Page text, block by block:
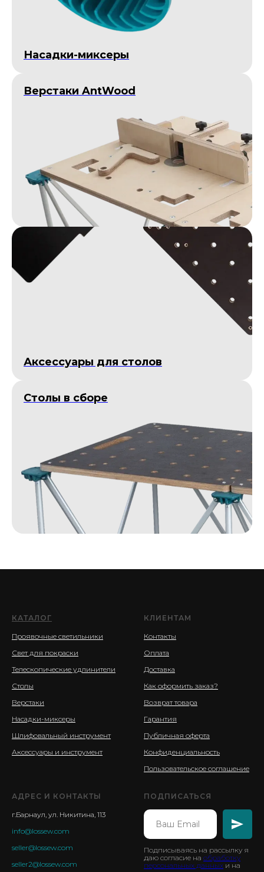
Насадки-миксеры
Верстаки AntWood
Аксессуары для столов
Столы в сборе
КАТАЛОГ
Проявочные светильники
Свет для покраски
Телескопические удлинители
Столы
Верстаки
Насадки-миксеры
Шлифовальный инструмент
Аксессуары и инструмент
КЛИЕНТАМ
Контакты
Оплата
Доставка
Как оформить заказ?
Возврат товара
Гарантия
Публичная оферта
Конфиденциальность
Пользовательское соглашение
АДРЕС И КОНТАКТЫ
г.Барнаул, ул. Никитина, 113
info@lossew.com
seller@lossew.com
seller2@lossew.com
ПОДПИСАТЬСЯ
Подписываясь на рассылку я
даю согласие на обработку
персональных данных и на